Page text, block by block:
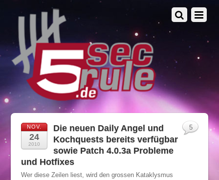
NOV.
24
2010
Die neuen Daily Angel und
Kochquests bereits verfügbar
sowie Patch 4.0.3a Probleme
und Hotfixes
Wer diese Zeilen liest, wird den grossen Kataklysmus
5